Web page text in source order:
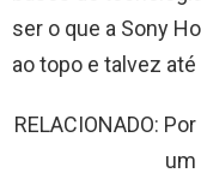
ser o que a Sony
ao topo e talvez
RELACIONADO:
um